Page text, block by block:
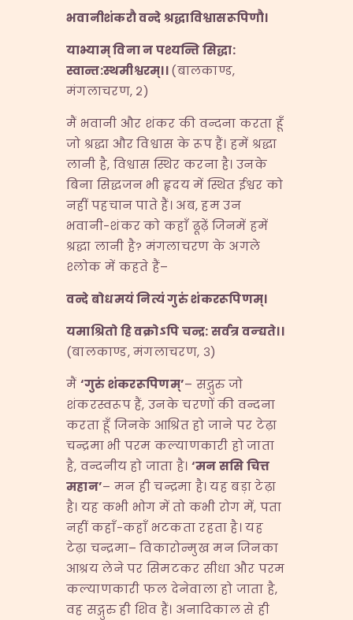
भवानीशंकरौ वन्दे श्रद्धाविश्वासरूपिणौ।
याभ्याम् विना न पश्यन्ति सिद्धा:
स्वान्त:स्थमीश्वरम्।।(बालकाण्ड,
मंगलाचरण, २)
मैं भवानी और शंकर की वन्दना करता हूँ
जो श्रद्धा और विश्वास के रूप हैं। हमें श्रद्धा
लानी है, विश्वास स्थिर करना है। उनके
बिना सिद्धजन भी हृदय में स्थित ईश्वर को
नहीं पहचान पाते हैं। अब, हम उन
भवानी-शंकर को कहाँ ढूढ़ें जिनमें हमें
श्रद्धा लानी है? मंगलाचरण के अगले
श्लोक में कहते हैं–
वन्दे बोधमयं नित्यं गुरुं शंकररूपिणम्।
यमाश्रितो हि वक्रोऽपि चन्द्र:सर्वत्र वन्द्यते।।
(बालकाण्ड, मंगलाचरण, ३)
मैं ‘गुरुं शंकररूपिणम्’– सद्गुरु जो
शंकरस्वरूप हैं, उनके चरणों की वन्दना
करता हूँ जिनके आश्रित हो जाने पर टेढ़ा
चन्द्रमा भी परम कल्याणकारी हो जाता
है, वन्दनीय हो जाता है। ‘मन ससि चित्त
महान’– मन ही चन्द्रमा है। यह बड़ा टेढ़ा
है। यह कभी भोग में तो कभी रोग में, पता
नहीं कहाँ-कहाँ भटकता रहता है। यह
टेढ़ा चन्द्रमा– विकारोन्मुख मन जिनका
आश्रय लेने पर सिमटकर सीधा और परम
कल्याणकारी फल देनेवाला हो जाता है,
वह सद्गुरु ही शिव हैं। अनादिकाल से ही